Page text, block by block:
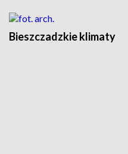
Bieszczadzkie klimaty